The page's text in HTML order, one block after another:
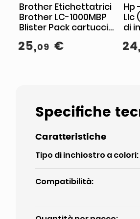
Brother Etichettatrici
Brother LC-1000MBP
Blister Pack cartuccia
Magenta
25,09 €
Hp
Llc
di
24,
Specifiche
Caratteristiche
Tipo di inchiostro a colori:
Compatibilità: